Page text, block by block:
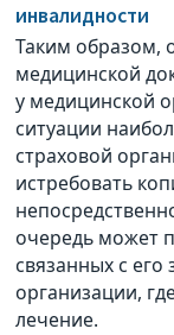
инвалидности
Таким образом,
медицинской
у медицинской
ситуации
страховой
истребовать
очередь может
связанных с
организации,
лечение.